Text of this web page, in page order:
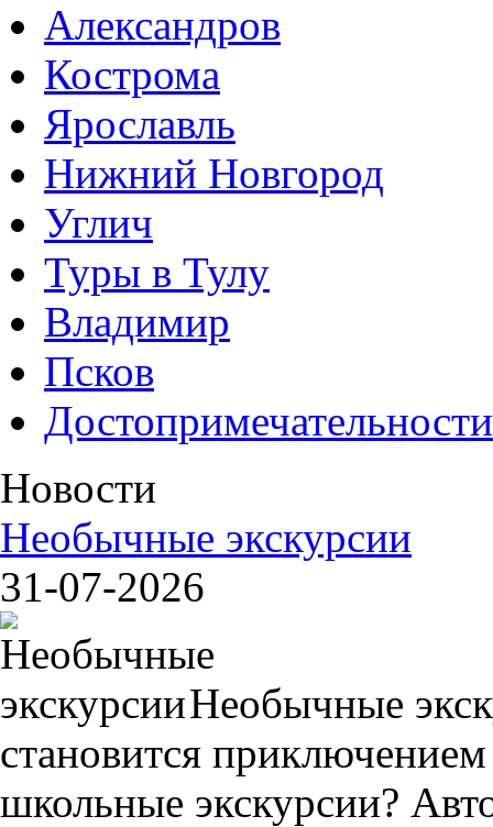
Александров
Кострома
Ярославль
Нижний Новгород
Углич
Туры в Тулу
Владимир
Псков
Достопримечательности
Новости
Необычные экскурсии
31-07-2026
Необычные
становится
школьные экскурсии?